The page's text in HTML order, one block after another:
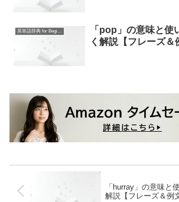
英単語辞典 for Beginners
「pop」の意味と使
く解説【フレーズ＆
「hurray」の意味と
解説【フレーズ＆例